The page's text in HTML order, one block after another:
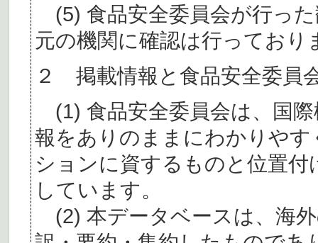
(5) 食品安全委員会が行っ
元の機関に確認は行っており
２ 掲載情報と食品安全委員
(1) 食品安全委員会は、国
報をありのままにわかりや
ションに資するものと位置
しています。
(2) 本データベースは、海